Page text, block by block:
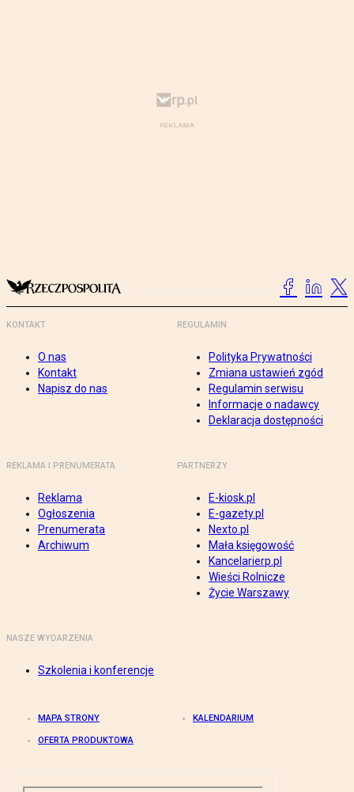
KONTAKT
O nas
Kontakt
Napisz do nas
REGULAMIN
Polityka Prywatności
Zmiana ustawień zgód
Regulamin serwisu
Informacje o nadawcy
Deklaracja dostępności
REKLAMA I PRENUMERATA
Reklama
Ogłoszenia
Prenumerata
Archiwum
PARTNERZY
E-kiosk.pl
E-gazety.pl
Nexto.pl
Mała księgowość
Kancelarierp.pl
Wieści Rolnicze
Życie Warszawy
NASZE WYDARZENIA
Szkolenia i konferencje
MAPA STRONY KALENDARIUM
OFERTA PRODUKTOWA